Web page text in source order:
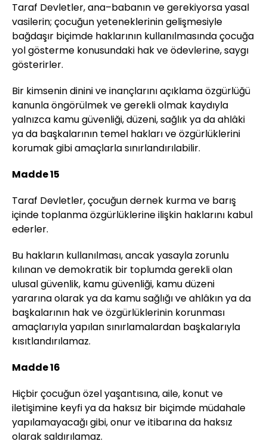
Taraf Devletler, ana–babanın ve gerekiyorsa yasal
vasilerin; çocuğun yeteneklerinin gelişmesiyle
bağdaşır biçimde haklarının kullanılmasında çocuğa
yol gösterme konusundaki hak ve ödevlerine, saygı
gösterirler.
Bir kimsenin dinini ve inançlarını açıklama özgürlüğü
kanunla öngörülmek ve gerekli olmak kaydıyla
yalnızca kamu güvenliği, düzeni, sağlık ya da ahlâki
ya da başkalarının temel hakları ve özgürlüklerini
korumak gibi amaçlarla sınırlandırılabilir.
Madde 15
Taraf Devletler, çocuğun dernek kurma ve barış
içinde toplanma özgürlüklerine ilişkin haklarını kabul
ederler.
Bu hakların kullanılması, ancak yasayla zorunlu
kılınan ve demokratik bir toplumda gerekli olan
ulusal güvenlik, kamu güvenliği, kamu düzeni
yararına olarak ya da kamu sağlığı ve ahlâkın ya da
başkalarının hak ve özgürlüklerinin korunması
amaçlarıyla yapılan sınırlamalardan başkalarıyla
kısıtlandırılamaz.
Madde 16
Hiçbir çocuğun özel yaşantısına, aile, konut ve
iletişimine keyfi ya da haksız bir biçimde müdahale
yapılamayacağı gibi, onur ve itibarına da haksız
olarak saldırılamaz.